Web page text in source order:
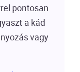
pontosan
a kád
vagy